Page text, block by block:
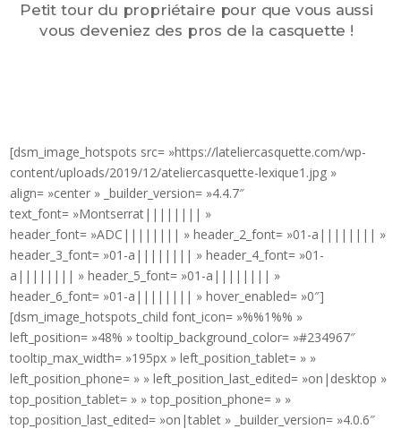
Petit tour du propriétaire pour que vous aussi
vous deveniez des pros de la casquette !
[dsm_image_hotspots src= »https://lateliercasquette.com/wp-
content/uploads/2019/12/ateliercasquette-lexique1.jpg »
align= »center » _builder_version= »4.4.7″
text_font= »Montserrat|||||||| »
header_font= »ADC|||||||| » header_2_font= »01-a|||||||| »
header_3_font= »01-a|||||||| » header_4_font= »01-
a|||||||| » header_5_font= »01-a|||||||| »
header_6_font= »01-a|||||||| » hover_enabled= »0″]
[dsm_image_hotspots_child font_icon= »%%1%% »
left_position= »48% » tooltip_background_color= »#234967″
tooltip_max_width= »195px » left_position_tablet= » »
left_position_phone= » » left_position_last_edited= »on|desktop »
top_position_tablet= » » top_position_phone= » »
top_position_last_edited= »on|tablet » _builder_version= »4.0.6″